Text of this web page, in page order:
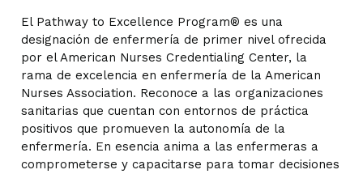
El Pathway to Excellence Program® es una
designación de enfermería de primer nivel ofrecida
por el American Nurses Credentialing Center, la
rama de excelencia en enfermería de la American
Nurses Association. Reconoce a las organizaciones
sanitarias que cuentan con entornos de práctica
positivos que promueven la autonomía de la
enfermería. En esencia anima a las enfermeras a
comprometerse y capacitarse para tomar decisiones